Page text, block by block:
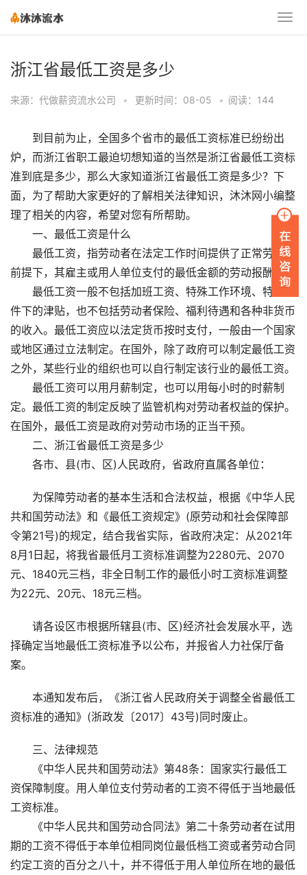
浙江省最低工资是多少
来源：代做薪资流水公司 • 更新时间：08-05 • 阅读：144
到目前为止，全国多个省市的最低工资标准已纷纷出
炉，而浙江省职工最迫切想知道的当然是浙江省最低工资标
准到底是多少，那么大家知道浙江省最低工资是多少？下
面，为了帮助大家更好的了解相关法律知识，沐沐网小编整
理了相关的内容，希望对您有所帮助。
一、最低工资是什么
最低工资，指劳动者在法定工作时间提供了正常劳动的
前提下，其雇主或用人单位支付的最低金额的劳动报酬。
最低工资一般不包括加班工资、特殊工作环境、特殊条
件下的津贴，也不包括劳动者保险、福利待遇和各种非货币
的收入。最低工资应以法定货币按时支付，一般由一个国家
或地区通过立法制定。在国外，除了政府可以制定最低工资
之外，某些行业的组织也可以自行制定该行业的最低工资。
最低工资可以用月薪制定，也可以用每小时的时薪制
定。最低工资的制定反映了监管机构对劳动者权益的保护。
在国外，最低工资是政府对劳动市场的正当干预。
二、浙江省最低工资是多少
各市、县(市、区)人民政府，省政府直属各单位：
为保障劳动者的基本生活和合法权益，根据《中华人民
共和国劳动法》和《最低工资规定》(原劳动和社会保障部
令第21号)的规定，结合我省实际，省政府决定：从2021年
8月1日起，将我省最低月工资标准调整为2280元、2070
元、1840元三档，非全日制工作的最低小时工资标准调整
为22元、20元、18元三档。
请各设区市根据所辖县(市、区)经济社会发展水平，选
择确定当地最低工资标准予以公布，并报省人力社保厅备
案。
本通知发布后，《浙江省人民政府关于调整全省最低工
资标准的通知》(浙政发〔2017〕43号)同时废止。
三、法律规范
《中华人民共和国劳动法》第48条：国家实行最低工
资保障制度。用人单位支付劳动者的工资不得低于当地最低
工资标准。
《中华人民共和国劳动合同法》第二十条劳动者在试用
期的工资不得低于本单位相同岗位最低档工资或者劳动合同
约定工资的百分之八十，并不得低于用人单位所在地的最低